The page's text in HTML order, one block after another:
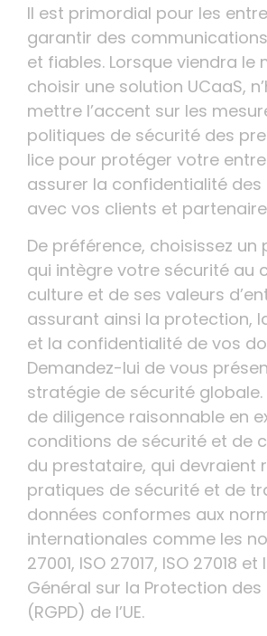
Il est primordial pour les
garantir des
et fiables. Lorsque viendra le
choisir une solution UCaaS,
mettre l’accent sur les
politiques de sécurité des
lice pour protéger votre
assurer la confidentialité
avec vos clients et
De préférence, choisissez
qui intègre votre sécurité au
culture et de ses valeurs
assurant ainsi la protection,
et la confidentialité de vos
Demandez-lui de vous
stratégie de sécurité globale.
de diligence raisonnable en
conditions de sécurité et de
du prestataire, qui devraient
pratiques de sécurité et de
données conformes aux
internationales comme les
27001, ISO 27017, ISO 27018
Général sur la Protection des
(RGPD) de l’UE.